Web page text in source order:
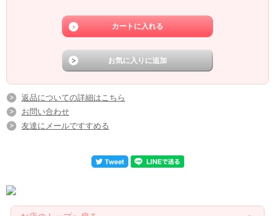
返品についての詳細はこちら
お問い合わせ
友達にメールですすめる